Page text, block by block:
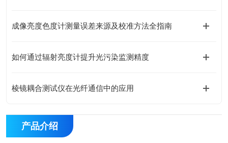
成像亮度色度计测量误差来源及校准方法全指南
如何通过辐射亮度计提升光污染监测精度
棱镜耦合测试仪在光纤通信中的应用
产品介绍